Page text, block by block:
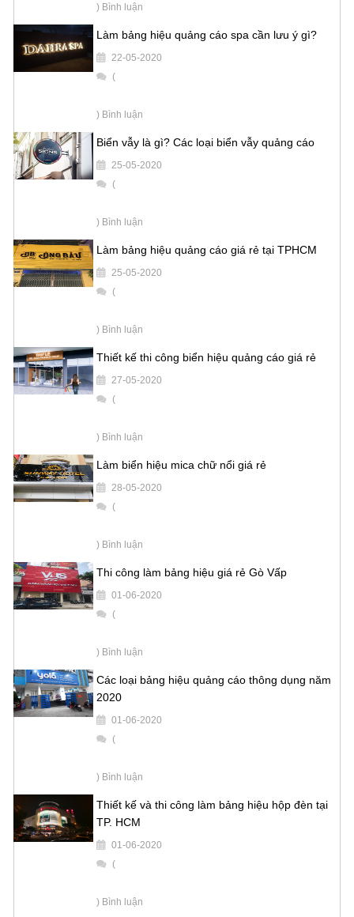
) Bình luận
Làm bảng hiệu quảng cáo spa cần lưu ý gì?
22-05-2020
(
) Bình luận
Biển vẫy là gì? Các loại biển vẫy quảng cáo
25-05-2020
(
) Bình luận
Làm bảng hiệu quảng cáo giá rẻ tại TPHCM
25-05-2020
(
) Bình luận
Thiết kế thi công biển hiệu quảng cáo giá rẻ
27-05-2020
(
) Bình luận
Làm biển hiệu mica chữ nổi giá rẻ
28-05-2020
(
) Bình luận
Thi công làm bảng hiệu giá rẻ Gò Vấp
01-06-2020
(
) Bình luận
Các loại bảng hiệu quảng cáo thông dụng năm
2020
01-06-2020
(
) Bình luận
Thiết kế và thi công làm bảng hiệu hộp đèn tại
TP. HCM
01-06-2020
(
) Bình luận